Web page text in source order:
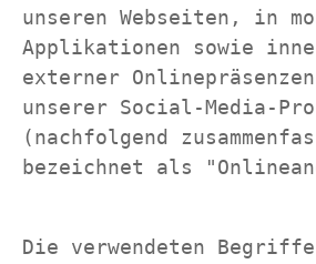
unseren Webseiten, in
Applikationen sowie
externer
unserer Social-Media-
(nachfolgend
bezeichnet als
Die verwendeten